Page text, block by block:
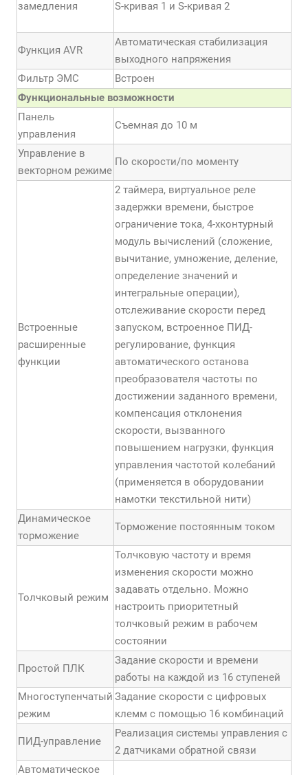
замедления
S-кривая 1 и S-кривая 2
Функция AVR
Автоматическая стабилизация
выходного напряжения
Фильтр ЭМС
Встроен
Функциональные возможности
Панель
управления
Съемная до 10 м
Управление в
векторном режиме
По скорости/по моменту
Встроенные
расширенные
функции
2 таймера, виртуальное реле
задержки времени, быстрое
ограничение тока, 4-хконтурный
модуль вычислений (сложение,
вычитание, умножение, деление,
определение значений и
интегральные операции),
отслеживание скорости перед
запуском, встроенное ПИД-
регулирование, функция
автоматического останова
преобразователя частоты по
достижении заданного времени,
компенсация отклонения
скорости, вызванного
повышением нагрузки, функция
управления частотой колебаний
(применяется в оборудовании
намотки текстильной нити)
Динамическое
торможение
Торможение постоянным током
Толчковый режим
Толчковую частоту и время
изменения скорости можно
задавать отдельно. Можно
настроить приоритетный
толчковый режим в рабочем
состоянии
Простой ПЛК
Задание скорости и времени
работы на каждой из 16 ступеней
Многоступенчатый
режим
Задание скорости с цифровых
клемм с помощью 16 комбинаций
ПИД-управление
Реализация системы управления с
2 датчиками обратной связи
Автоматическое